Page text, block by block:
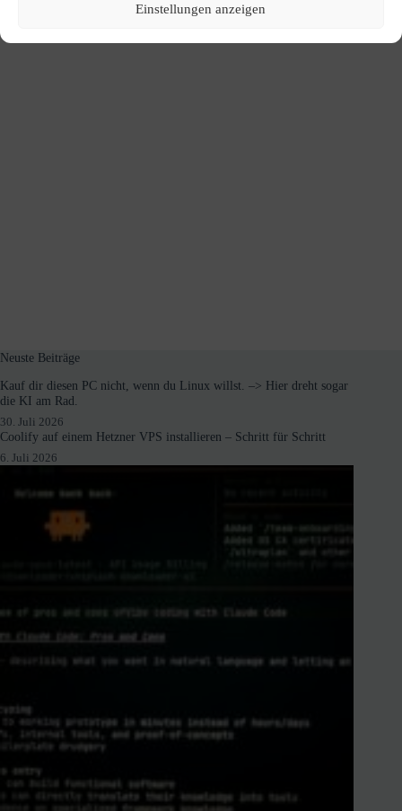
Einstellungen anzeigen
Neuste Beiträge
Kauf dir diesen PC nicht, wenn du Linux willst. –> Hier dreht sogar
die KI am Rad.
30. Juli 2026
Coolify auf einem Hetzner VPS installieren – Schritt für Schritt
6. Juli 2026